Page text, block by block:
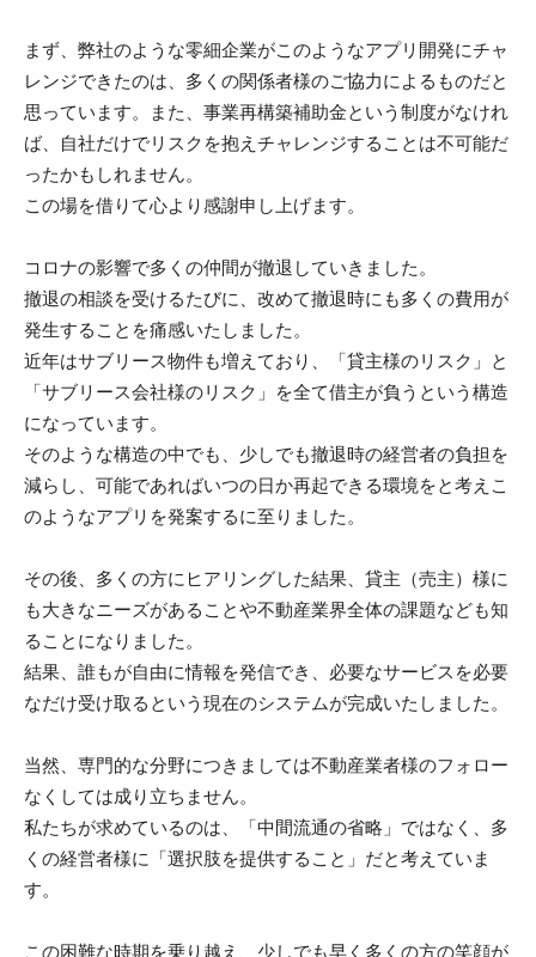
まず、弊社のような零細企業がこのようなアプリ開発にチャ
レンジできたのは、多くの関係者様のご協力によるものだと
思っています。また、事業再構築補助金という制度がなけれ
ば、自社だけでリスクを抱えチャレンジすることは不可能だ
ったかもしれません。
この場を借りて心より感謝申し上げます。
コロナの影響で多くの仲間が撤退していきました。
撤退の相談を受けるたびに、改めて撤退時にも多くの費用が
発生することを痛感いたしました。
近年はサブリース物件も増えており、「貸主様のリスク」と
「サブリース会社様のリスク」を全て借主が負うという構造
になっています。
そのような構造の中でも、少しでも撤退時の経営者の負担を
減らし、可能であればいつの日か再起できる環境をと考えこ
のようなアプリを発案するに至りました。
その後、多くの方にヒアリングした結果、貸主（売主）様に
も大きなニーズがあることや不動産業界全体の課題なども知
ることになりました。
結果、誰もが自由に情報を発信でき、必要なサービスを必要
なだけ受け取るという現在のシステムが完成いたしました。
当然、専門的な分野につきましては不動産業者様のフォロー
なくしては成り立ちません。
私たちが求めているのは、「中間流通の省略」ではなく、多
くの経営者様に「選択肢を提供すること」だと考えていま
す。
この困難な時期を乗り越え、少しでも早く多くの方の笑顔が